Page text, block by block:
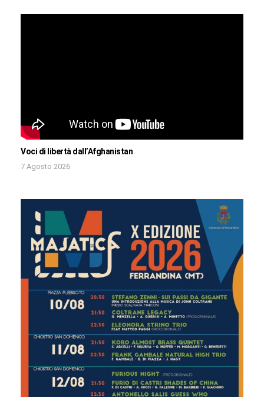
Voci di libertà dall’Afghanistan
7 Agosto 2026